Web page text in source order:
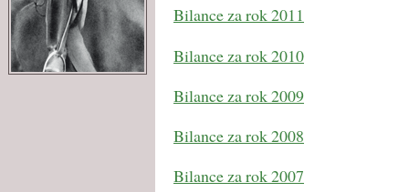
Bilance za rok 2011
Bilance za rok 2010
Bilance za rok 2009
Bilance za rok 2008
Bilance za rok 2007